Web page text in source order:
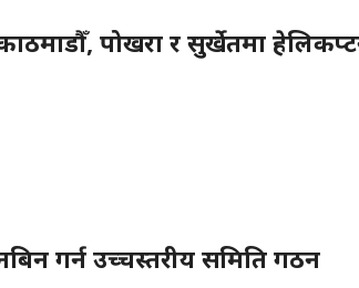
काठमाडौँ, पोखरा र सुर्खेतमा
गर्न उच्चस्तरीय समिति गठन